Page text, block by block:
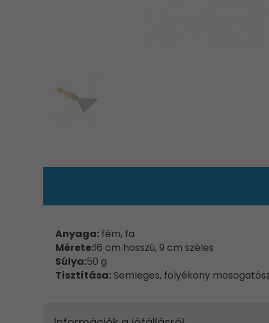
Anyaga: fém, fa
Mérete:16 cm hosszú, 9 cm széles
Súlya:50 g
Tisztítása: Semleges, folyékony